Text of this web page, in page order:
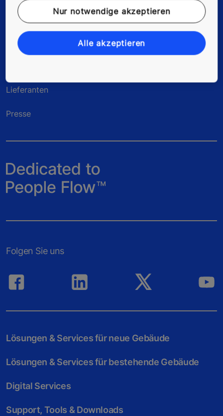
Kontakt
Planungstools & Vertragskonfigurator
Lieferanten
Presse
Folgen Sie uns
Lösungen & Services für neue Gebäude
Lösungen & Services für bestehende Gebäude
Digital Services
Support, Tools & Downloads
Nur notwendige akzeptieren
Alle akzeptieren